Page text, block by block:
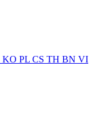
KO PL CS TH BN VI